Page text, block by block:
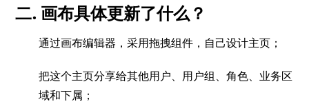
二. 画布具体更新了什么？
通过画布编辑器，采用拖拽组件，自己设计主页；
把这个主页分享给其他用户、用户组、角色、业务区
域和下属；